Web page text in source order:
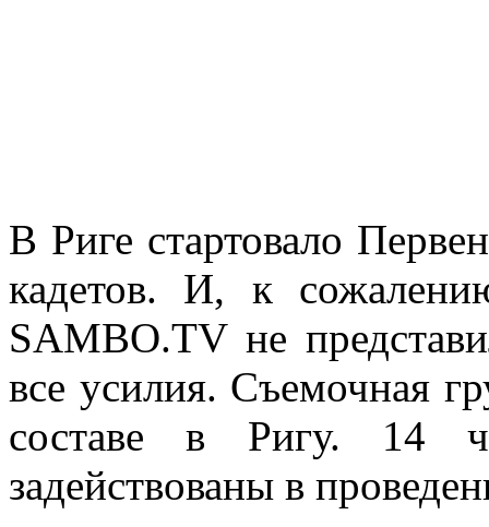
В Риге стартовало
кадетов. И, к
SAMBO.TV не
все усилия. Съемочная
составе в Ригу. 14
задействованы в